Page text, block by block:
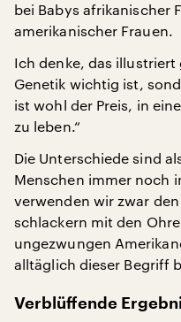
bei Babys afrikanischer
amerikanischer Frauen.
Ich denke, das
Genetik wichtig ist,
ist wohl der Preis, in
zu leben.“
Die Unterschiede sind
Menschen immer noch
verwenden wir zwar
schlackern mit den
ungezwungen
alltäglich dieser Begriff
Verblüffende